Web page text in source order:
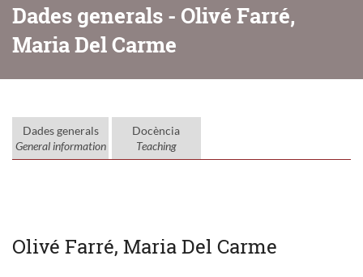
Dades generals - Olivé Farré,
Maria Del Carme
Dades generals
General information
Docència
Teaching
Olivé Farré, Maria Del Carme